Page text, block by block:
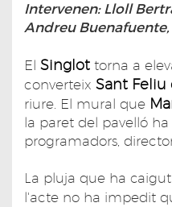
Intervenen: Lloll
Andreu
El Singlot torna a
converteix Sant Feliu
riure. El mural que
la paret del pavelló
programadors,
La pluja que ha
l'acte no ha impedit